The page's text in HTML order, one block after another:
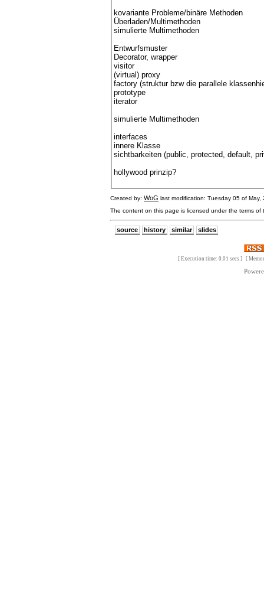
kovariante Probleme/binäre Methoden
Überladen/Multimethoden
simulierte Multimethoden
Entwurfsmuster
Decorator, wrapper
visitor
(virtual) proxy
factory (struktur bzw die parallele
prototype
iterator
simulierte Multimethoden
interfaces
innere Klasse
sichtbarkeiten (public, protected, default,
hollywood prinzip?
Created by: WoG last modification: Tuesday 05 of
The content on this page is licensed under the terms of
source history similar slides
[ Execution time: 0.01 secs ] [